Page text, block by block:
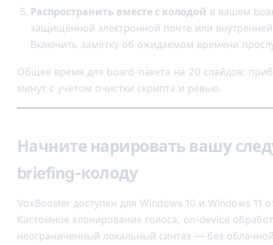
Распространить вместе с колодой в вашем
защищённой электронной почте или
Включить заметку об ожидаемом времени
Общее время для board-пакета на 20 слайдов:
минут с учётом очистки скрипта и ревью.
Начните нарировать вашу
briefing-колоду
VoxBooster доступен для Windows 10 и Windows 11
Кастомное клонирование голоса, on-device
неограниченный локальный синтез — без